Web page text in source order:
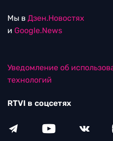
Мы в Дзен.Новостях
и Google.News
Уведомление об
технологий
RTVI в соцсетях